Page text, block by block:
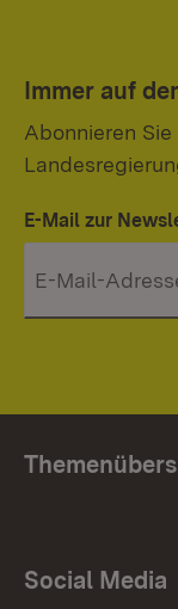
Immer auf
Abonnieren
E-Mail zur
Social Media